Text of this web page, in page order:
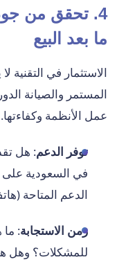
4. تحقق من
ما بعد البيع
الاستثمار في التقنية
المستمر والصيانة
عمل الأنظمة وكفاءتها.
توفر الدعم: هل
في السعودية على
الدعم المتاحة
زمن الاستجابة: